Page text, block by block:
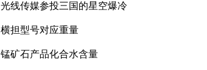
光线传媒参投三国的星空爆冷
横担型号对应重量
锰矿石产品化合水含量